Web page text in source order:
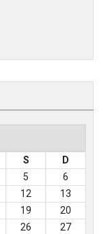
S
D
5
6
12
13
19
20
26
27